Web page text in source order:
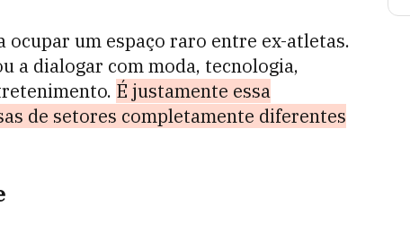
ocupar um espaço raro entre ex-atletas.
a dialogar com moda, tecnologia,
É justamente essa
de setores completamente diferentes